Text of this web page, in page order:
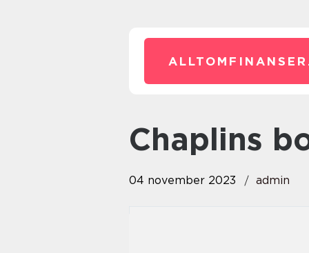
chaplins
04 november 2023 admin